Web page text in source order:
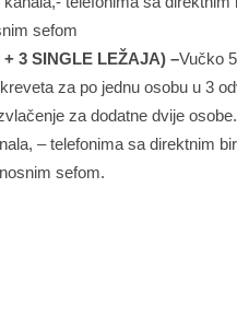
sefom
3 SINGLE LEŽAJA) –Vučko
za po jednu osobu u 3
za dodatne dvije
– telefonima sa direktnim
sefom.